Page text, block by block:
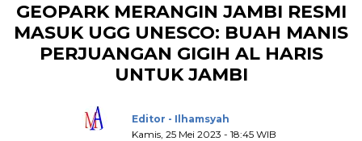
GEOPARK MERANGIN JAMBI RESMI
MASUK UGG UNESCO: BUAH MANIS
PERJUANGAN GIGIH AL HARIS
UNTUK JAMBI
Editor - Ilhamsyah
Kamis, 25 Mei 2023 - 18:45 WIB